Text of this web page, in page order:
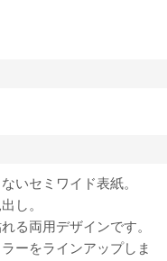
いセミワイド表紙。
し。
る両用デザインです。
ーをラインアップしま